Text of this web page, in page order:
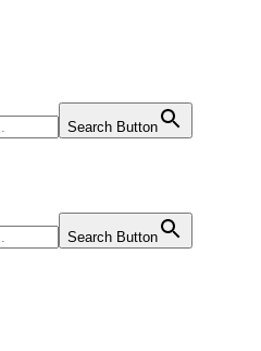
Search Button
Search Button